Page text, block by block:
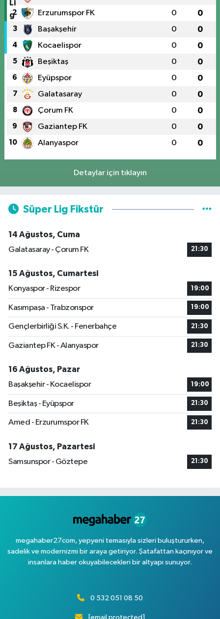
2 Erzurumspor FK 0 0
3 Başakşehir 0 0
4 Kocaelispor 0 0
5 Beşiktaş 0 0
6 Eyüpspor 0 0
7 Galatasaray 0 0
8 Çorum FK 0 0
9 Gaziantep FK 0 0
10 Alanyaspor 0 0
Detaylar için tıklayın
Süper Lig Fikstür
14 Ağustos, Cuma
Galatasaray - Çorum FK
21:30
15 Ağustos, Cumartesi
Konyaspor - Rizespor
19:00
Kasımpaşa - Trabzonspor 19:00
Gençlerbirliği S.K. - Fenerbahçe 21:30
Gaziantep FK - Alanyaspor 21:30
16 Ağustos, Pazar
Başakşehir - Kocaelispor
19:00
Beşiktaş - Eyüpspor 21:30
Amed - Erzurumspor FK 21:30
17 Ağustos, Pazartesi
Samsunspor - Göztepe
21:30
megahaber27com, yepyeni temasıyla sizleri buluştururken,
sadelik ve modernizmi bir araya getiriyor. Şatafattan kaçınıyor ve
insanlara haber okuyabilecekleri bir altyapı sunuyor.
0 532 051 08 50
[email protected]